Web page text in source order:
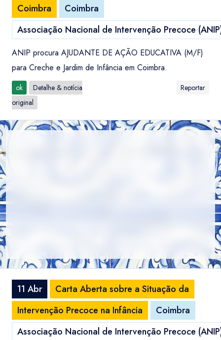
Coimbra
Coimbra
Associação Nacional de Intervenção Precoce
ANIP procura AJUDANTE DE AÇÃO EDUCATIVA (M/F)
para Creche e Jardim de Infância em Coimbra.
ok
Detalhe & notícia
original
Reportar
11 Abr
Carta Aberta sobre a Situação da
Intervenção Precoce na Infância
Coimbra
Associação Nacional de Intervenção Precoce